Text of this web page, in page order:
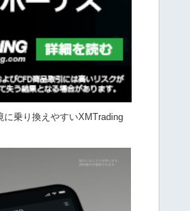
に乗り換えやすいXMTrading